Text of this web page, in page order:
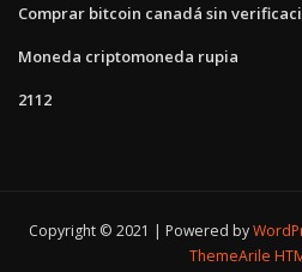
Comprar bitcoin canadá sin
Moneda criptomoneda rupia
2112
Copyright © 2021 | Powered by
ThemeArile